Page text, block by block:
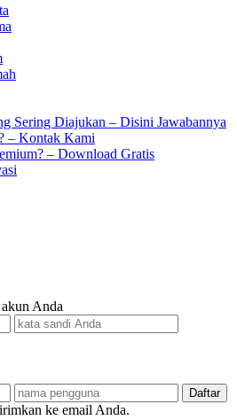
Sering Diajukan – Disini Jawabannya
– Kontak Kami
– Download Gratis
Anda
ke email Anda.